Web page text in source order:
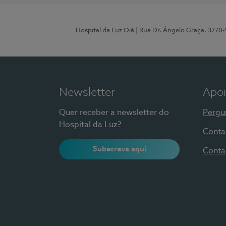
Hospital da Luz Oiã | Rua Dr. Ângelo Graça,
Newsletter
Quer receber a newsletter do
Hospital da Luz?
Subscreva aqui